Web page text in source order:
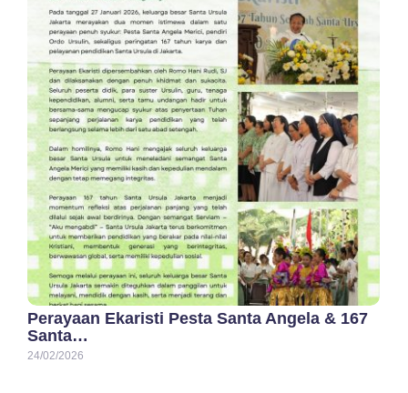
Perayaan Ekaristi Pesta Santa Angela & 167
Santa…
24/02/2026